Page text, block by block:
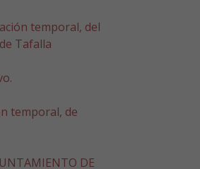
temporal, del
Tafalla
temporal, de
DE